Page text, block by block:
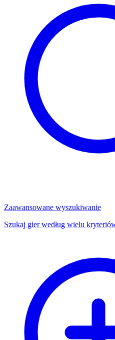
Zaawansowane wyszukiwanie
Szukaj gier według wielu